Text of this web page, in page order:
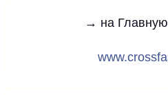
→ на Главную